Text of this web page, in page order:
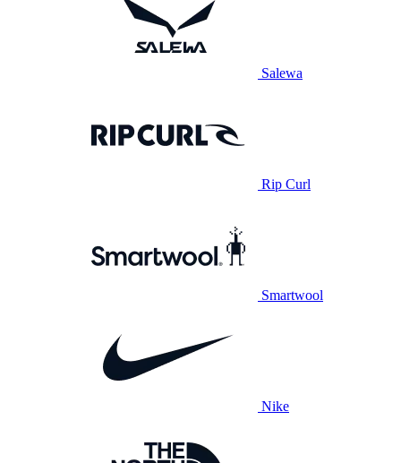
Salewa
Rip Curl
Smartwool
Nike